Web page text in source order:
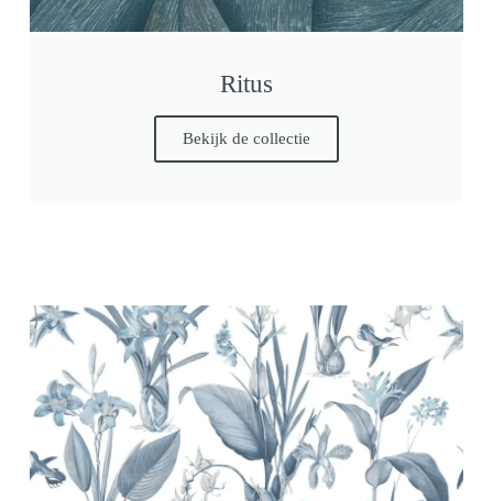
Ritus
Bekijk de collectie